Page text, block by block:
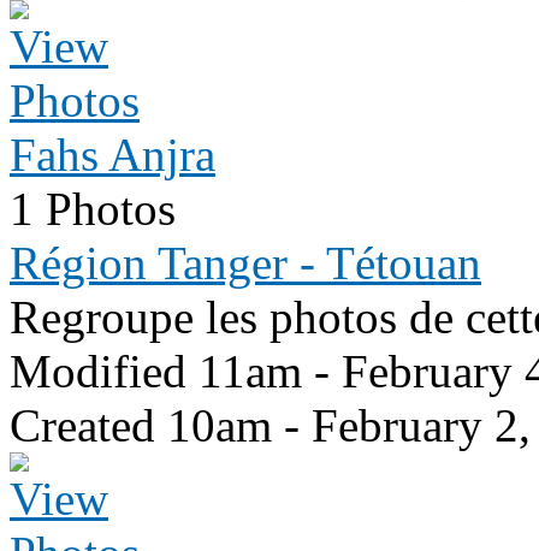
Fahs Anjra
1 Photos
Région Tanger - Tétouan
Regroupe les photos de
Modified 11am - February
Created 10am - February